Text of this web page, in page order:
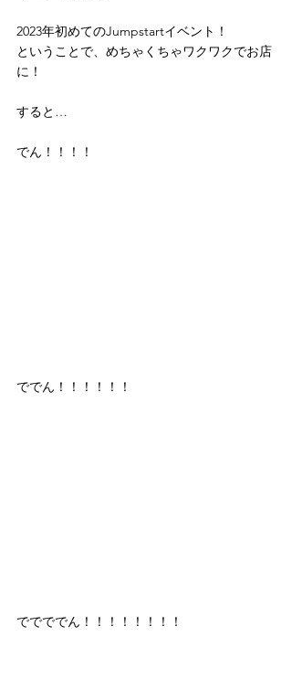
2023年初めてのJumpstartイベント！
ということで、めちゃくちゃワクワクでお店
に！
すると…
でん！！！！
ででん！！！！！！
ででででん！！！！！！！！